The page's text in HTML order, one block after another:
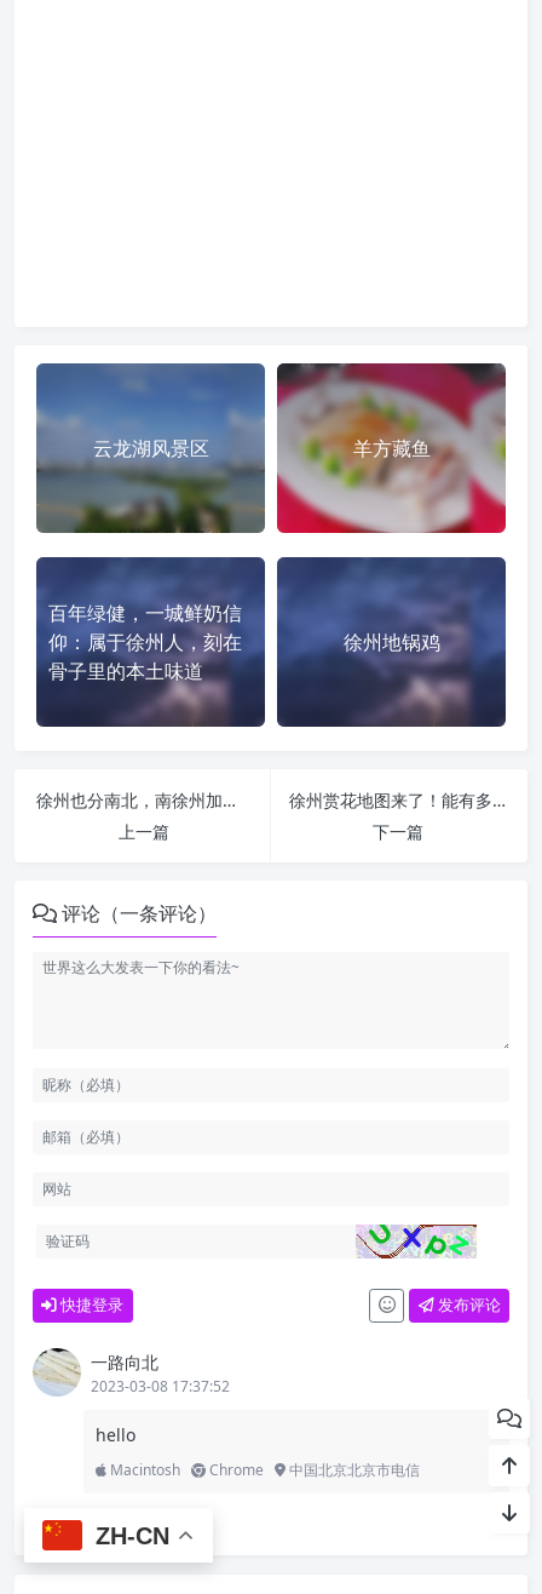
云龙湖风景区 羊方藏鱼
百年绿健，一城鲜奶信
仰：属于徐州人，刻在
骨子里的本土味道
徐州地锅鸡
徐州也分南北，南徐州加速了镇江江淮方言的形成
上一篇
徐州赏花地图来了！能有多美？速来get√
下一篇
评论（一条评论）
快捷登录 发布评论
一路向北
2023-03-08 17:37:52
hello
Macintosh Chrome 中国北京北京市电信
ZH-CN